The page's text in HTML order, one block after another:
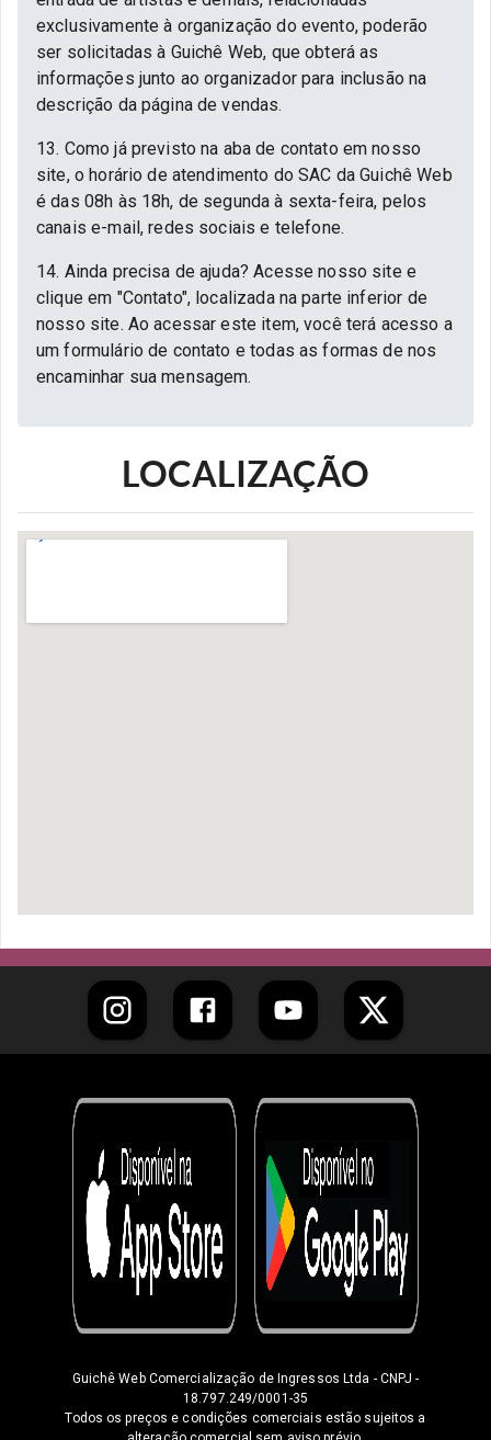
exclusivamente à organização do evento, poderão
ser solicitadas à Guichê Web, que obterá as
informações junto ao organizador para inclusão na
descrição da página de vendas.
13. Como já previsto na aba de contato em nosso
site, o horário de atendimento do SAC da Guichê Web
é das 08h às 18h, de segunda à sexta-feira, pelos
canais e-mail, redes sociais e telefone.
14. Ainda precisa de ajuda? Acesse nosso site e
clique em "Contato", localizada na parte inferior de
nosso site. Ao acessar este item, você terá acesso a
um formulário de contato e todas as formas de nos
encaminhar sua mensagem.
LOCALIZAÇÃO
Guichê Web Comercialização de Ingressos Ltda - CNPJ -
18.797.249/0001-35
Todos os preços e condições comerciais estão sujeitos a